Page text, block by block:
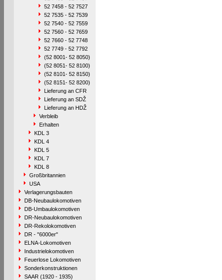
52 7458 - 52 7527
52 7535 - 52 7539
52 7540 - 52 7559
52 7560 - 52 7659
52 7660 - 52 7748
52 7749 - 52 7792
(52 8001- 52 8050)
(52 8051- 52 8100)
(52 8101- 52 8150)
(52 8151- 52 8200)
Lieferung an CFR
Lieferung an SDŽ
Lieferung an HDŽ
Verbleib
Erhalten
KDL 3
KDL 4
KDL 5
KDL 7
KDL 8
Großbritannien
USA
Verlagerungsbauten
DB-Neubaulokomotiven
DB-Umbaulokomotiven
DR-Neubaulokomotiven
DR-Rekolokomotiven
DR - "6000er"
ELNA-Lokomotiven
Industrielokomotiven
Feuerlose Lokomotiven
Sonderkonstruktionen
SAAR (1920 - 1935)